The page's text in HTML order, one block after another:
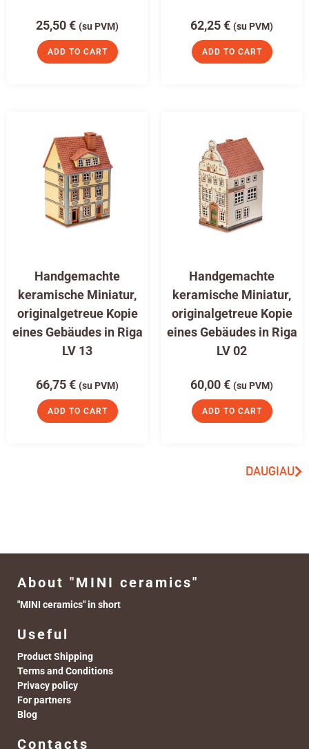
25,50€ (su PVM)
ADD TO CART
62,25€ (su PVM)
ADD TO CART
Handgemachte
keramische Miniatur,
originalgetreue Kopie
eines Gebäudes in Riga
LV 13
66,75€ (su PVM)
ADD TO CART
Handgemachte
keramische Miniatur,
originalgetreue Kopie
eines Gebäudes in Riga
LV 02
60,00€ (su PVM)
ADD TO CART
DAUGIAU
About "MINI ceramics"
"MINI ceramics" in short
Useful
Product Shipping
Terms and Conditions
Privacy policy
For partners
Blog
Contacts